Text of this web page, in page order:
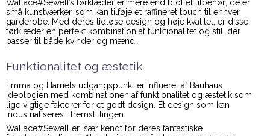
Wallace#Sewell’s tørklæder er mere end blot et tilbehør; de er
små kunstværker, som kan tilføje et raffineret touch til enhver
garderobe. Med deres tidløse design og høje kvalitet, er disse
tørklæder en perfekt kombination af funktionalitet og stil, der
passer til både kvinder og mænd.
Funktionalitet og æstetik
Emma og Harriets udgangspunkt er influeret af Bauhaus
ideologien med kombinationen af funktionalitet og æstetik som
lige vigtige faktorer for et godt design. Et design som kan
industrialiseres i fremstillingen.
Wallace#Sewell er især kendt for deres fantastiske